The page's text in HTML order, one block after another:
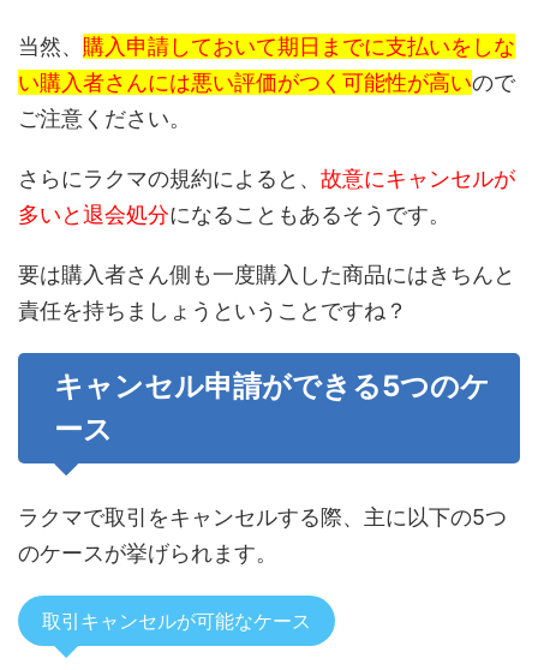
当然、 購入申請しておいて期日までに支払いをしな
い購入者さんには悪い評価がつく可能性が高いので
ご注意ください。
さらにラクマの規約によると、 故意にキャンセルが
多いと退会処分になることもあるそうです。
要は購入者さん側も一度購入した商品にはきちんと
責任を持ちましょうということですね？
キャンセル申請ができる5つのケ
ース
ラクマで取引をキャンセルする際、主に以下の5つ
のケースが挙げられます。
取引キャンセルが可能なケース